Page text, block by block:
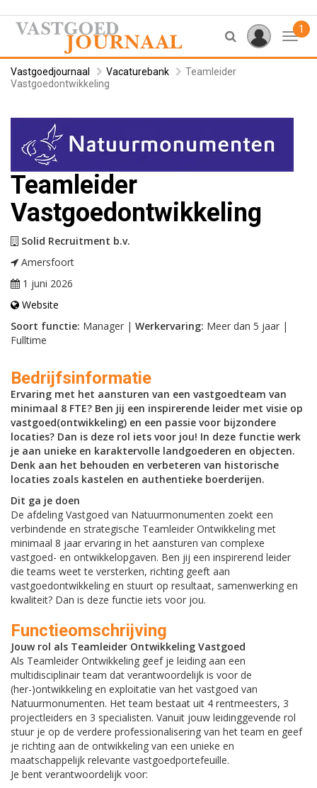
1
Vastgoedjournaal Vacaturebank
Teamleider
Vastgoedontwikkeling
Teamleider
Vastgoedontwikkeling
Solid Recruitment b.v.
Amersfoort
1 juni 2026
Website
Soort functie: Manager | Werkervaring: Meer dan 5 jaar |
Fulltime
Bedrijfsinformatie
Ervaring met het aansturen van een vastgoedteam van
minimaal 8 FTE? Ben jij een inspirerende leider met visie op
vastgoed(ontwikkeling) en een passie voor bijzondere
locaties? Dan is deze rol iets voor jou! In deze functie werk
je aan unieke en karaktervolle landgoederen en objecten.
Denk aan het behouden en verbeteren van historische
locaties zoals kastelen en authentieke boerderijen.
Dit ga je doen
De afdeling Vastgoed van Natuurmonumenten zoekt een
verbindende en strategische Teamleider Ontwikkeling met
minimaal 8 jaar ervaring in het aansturen van complexe
vastgoed- en ontwikkelopgaven. Ben jij een inspirerend leider
die teams weet te versterken, richting geeft aan
vastgoedontwikkeling en stuurt op resultaat, samenwerking en
kwaliteit? Dan is deze functie iets voor jou.
Functieomschrijving
Jouw rol als Teamleider Ontwikkeling Vastgoed
Als Teamleider Ontwikkeling geef je leiding aan een
multidisciplinair team dat verantwoordelijk is voor de
(her-)ontwikkeling en exploitatie van het vastgoed van
Natuurmonumenten. Het team bestaat uit 4 rentmeesters, 3
projectleiders en 3 specialisten. Vanuit jouw leidinggevende rol
stuur je op de verdere professionalisering van het team en geef
je richting aan de ontwikkeling van een unieke en
maatschappelijk relevante vastgoedportefeuille.
Je bent verantwoordelijk voor: